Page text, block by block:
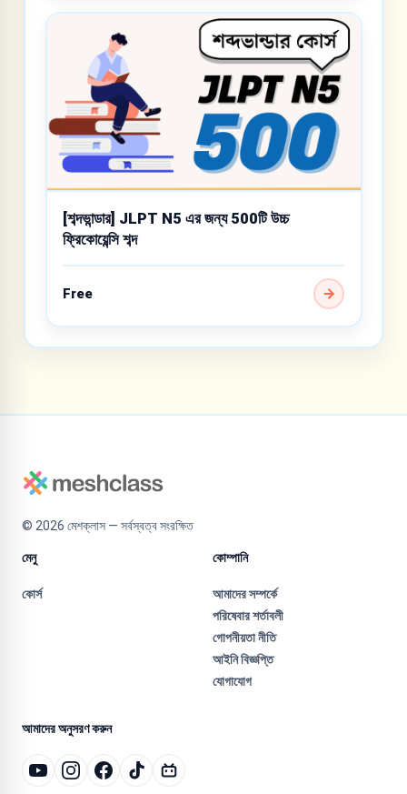
[শব্দভান্ডার] JLPT N5 এর জন্য 500টি উচ্চ
ফ্রিকোয়েন্সি শব্দ
Free
© 2026 মেশক্লাস — সর্বস্বত্ব সংরক্ষিত
মেনু
কোর্স
কোম্পানি
আমাদের সম্পর্কে
পরিষেবার শর্তাবলী
গোপনীয়তা নীতি
আইনি বিজ্ঞপ্তি
যোগাযোগ
আমাদের অনুসরণ করুন